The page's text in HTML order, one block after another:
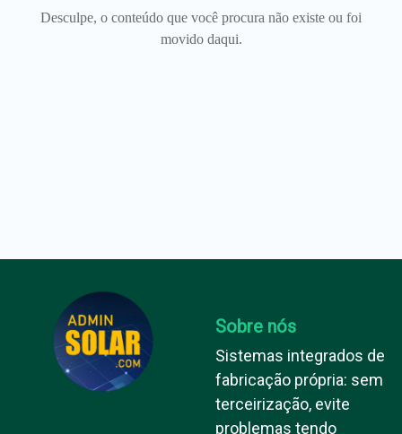
Desculpe, o conteúdo que você procura não existe ou foi
movido daqui.
Sobre nós
Sistemas integrados de
fabricação própria: sem
terceirização, evite
problemas tendo